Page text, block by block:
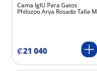
Cama IglU Para Gatos
Philozoo Arya Rosado Talla M
₡21 040